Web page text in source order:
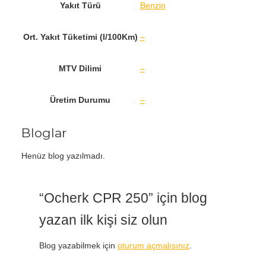
Yakıt Türü Benzin
Ort. Yakıt Tüketimi (l/100Km) –
MTV Dilimi –
Üretim Durumu –
Bloglar
Henüz blog yazılmadı.
“Ocherk CPR 250” için blog
yazan ilk kişi siz olun
Blog yazabilmek için oturum açmalısınız.